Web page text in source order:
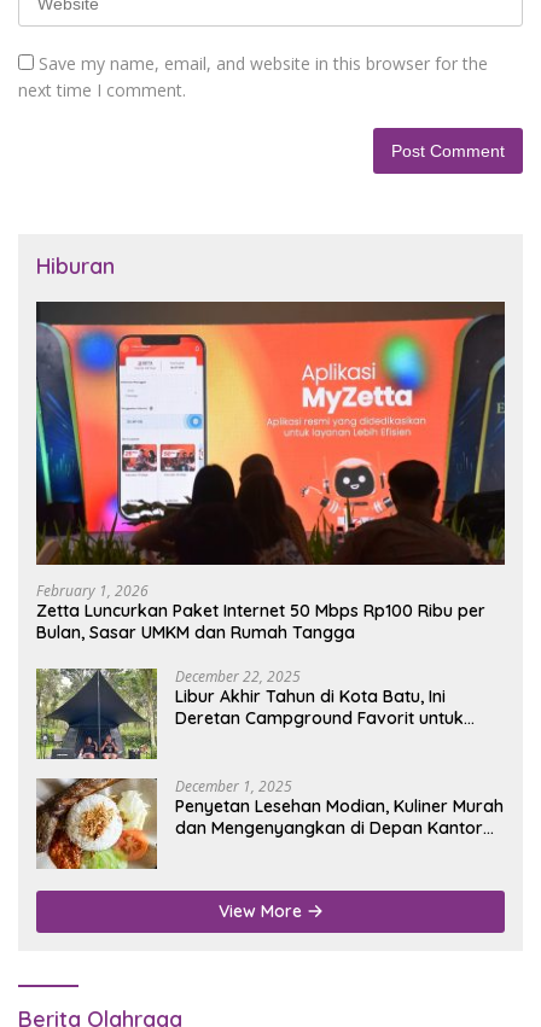
Save my name, email, and website in this browser for the
next time I comment.
Hiburan
February 1, 2026
Zetta Luncurkan Paket Internet 50 Mbps Rp100 Ribu per
Bulan, Sasar UMKM dan Rumah Tangga
December 22, 2025
Libur Akhir Tahun di Kota Batu, Ini
Deretan Campground Favorit untuk
December 1, 2025
Penyetan Lesehan Modian, Kuliner Murah
dan Mengenyangkan di Depan Kantor
View More
Berita Olahraga